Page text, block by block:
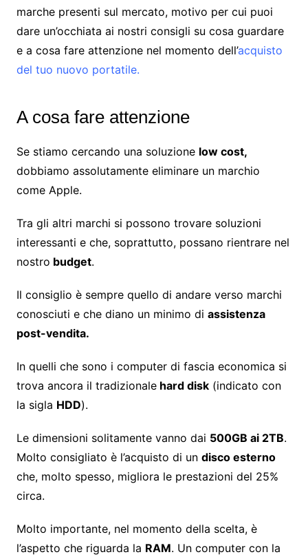
marche presenti sul mercato, motivo per cui puoi
dare un’occhiata ai nostri consigli su cosa guardare
e a cosa fare attenzione nel momento dell’acquisto
del tuo nuovo portatile.
A cosa fare attenzione
Se stiamo cercando una soluzione low cost,
dobbiamo assolutamente eliminare un marchio
come Apple.
Tra gli altri marchi si possono trovare soluzioni
interessanti e che, soprattutto, possano rientrare nel
nostro budget.
Il consiglio è sempre quello di andare verso marchi
conosciuti e che diano un minimo di assistenza
post-vendita.
In quelli che sono i computer di fascia economica si
trova ancora il tradizionalehard disk(indicato con
la sigla HDD).
Le dimensioni solitamente vanno dai 500GB ai 2TB.
Molto consigliato è l’acquisto di un disco esterno
che, molto spesso, migliora le prestazioni del 25%
circa.
Molto importante, nel momento della scelta, è
l’aspetto che riguarda la RAM. Un computer con la